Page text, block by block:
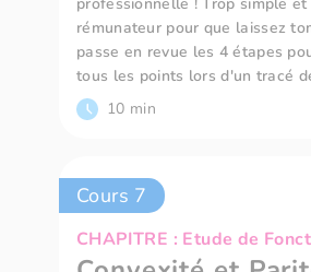
rémunateur pour que laissez
passe en revue les 4 étapes
tous les points lors d'un tracé
10 min
Cours 7
CHAPITRE : Etude de